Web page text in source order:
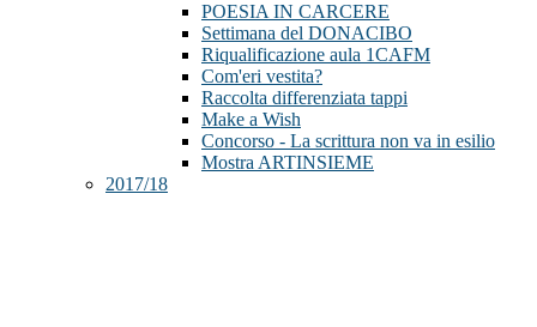
POESIA IN CARCERE
Settimana del DONACIBO
Riqualificazione aula 1CAFM
Com'eri vestita?
Raccolta differenziata tappi
Make a Wish
Concorso - La scrittura non va in esilio
Mostra ARTINSIEME
2017/18